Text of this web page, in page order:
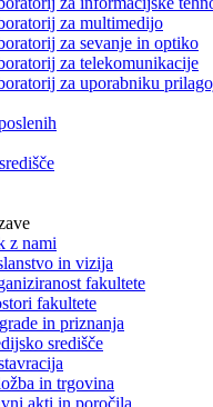
za multimedijo
za sevanje in optiko
za telekomunikacije
za uporabniku
z nami
in vizija
fakultete
fakultete
in priznanja
središče
in trgovina
akti in poročila